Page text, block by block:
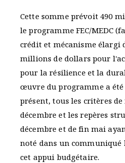
Cette somme prévoit 490
le programme FEC/MEDC
crédit et mécanisme élargi
millions de dollars pour
pour la résilience et la
œuvre du programme a
présent, tous les critères
décembre et les repères
décembre et de fin mai
noté dans un
cet appui budgétaire.